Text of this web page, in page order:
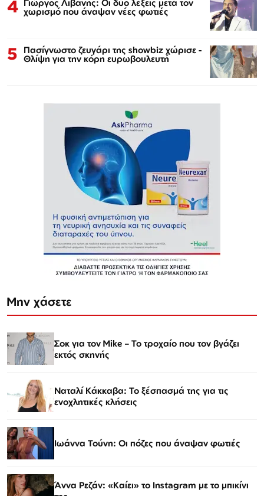
4 Γιώργος Λιβάνης: Οι δύο λέξεις μετά τον
χωρισμό που άναψαν νέες φωτιές
5 Πασίγνωστο ζευγάρι της showbiz χώρισε -
Θλίψη για την κόρη ευρωβουλευτή
Μην χάσετε
Σοκ για τον Mike – Το τροχαίο που τον βγάζει
εκτός σκηνής
Ναταλί Κάκκαβα: Το ξέσπασμά της για τις
ενοχλητικές κλήσεις
Ιωάννα Τούνη: Οι πόζες που άναψαν φωτιές
Άννα Ρεζάν: «Καίει» το Instagram με το μπικίνι